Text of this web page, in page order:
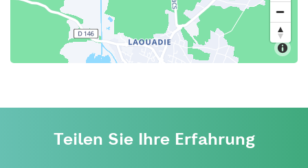
Teilen Sie Ihre Erfahrung